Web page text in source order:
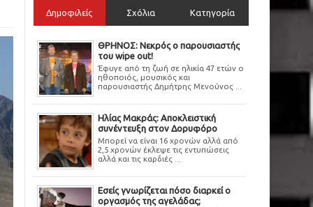
Δημοφιλείς Σχόλια Κατηγορία
ΘΡΗΝΟΣ: Νεκρός ο παρουσιαστής
του wipe out!
Έφυγε από τη ζωή σε ηλικία 47 ετών ο
ηθοποιός, μουσικός και
παρουσιαστής Δημήτρης Μενούνος ...
Ηλίας Μακράς: Αποκλειστική
συνέντευξη στον Δορυφόρο
Μπορεί να είναι 16 χρονών αλλά από
2,5 χρονών έκλεψε τις εντυπώσεις
αλλά και τις καρδιές ...
Εσείς γνωρίζεται πόσο διαρκεί ο
οργασμός της αγελάδας;